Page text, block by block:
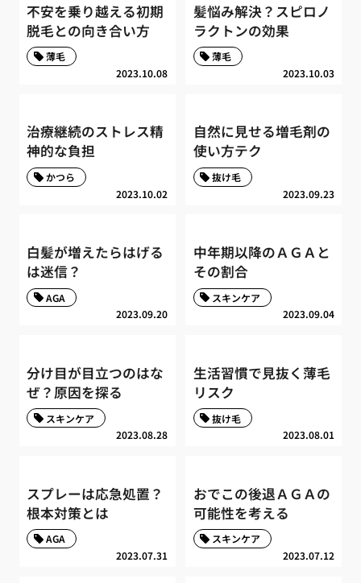
不安を乗り越える初期
脱毛との向き合い方
2023.10.08
薄毛
髪悩み解決？スピロノ
ラクトンの効果
2023.10.03
薄毛
治療継続のストレス精
神的な負担
2023.10.02
かつら
自然に見せる増毛剤の
使い方テク
2023.09.23
抜け毛
白髪が増えたらはげる
は迷信？
2023.09.20
AGA
中年期以降のＡＧＡと
その割合
2023.09.04
スキンケア
分け目が目立つのはな
ぜ？原因を探る
2023.08.28
スキンケア
生活習慣で見抜く薄毛
リスク
2023.08.01
抜け毛
スプレーは応急処置？
根本対策とは
2023.07.31
AGA
おでこの後退ＡＧＡの
可能性を考える
2023.07.12
スキンケア